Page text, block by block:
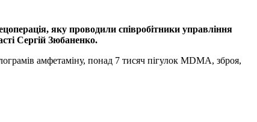
яку проводили співробітники управління
Сергій Зюбаненко.
амфетаміну, понад 7 тисяч пігулок MDMA, зброя,